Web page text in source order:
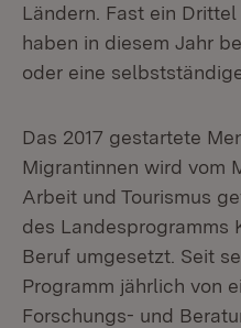
Ländern. Fast ein
haben in diesem Jahr
oder eine
Das 2017 gestartete
Migrantinnen wird vom
Arbeit und Tourismus
des Landesprogramms
Beruf umgesetzt. Seit
Programm jährlich von
Forschungs- und